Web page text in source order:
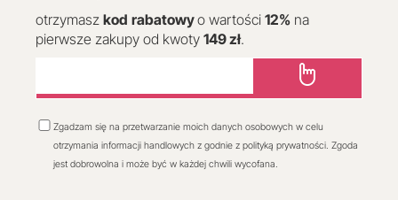
otrzymasz kod rabatowyo wartości 12% na
pierwsze zakupy od kwoty 149 zł.
Zgadzam się na przetwarzanie moich danych osobowych w celu
otrzymania informacji handlowych z godnie z polityką prywatności. Zgoda
jest dobrowolna i może być w każdej chwili wycofana.